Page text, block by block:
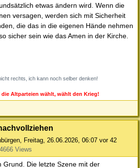
etwas ändern wird. Wenn die
versagen, werden sich mit Sicherheit
die das in die eigenen Hände nehmen
sicher sein wie das Amen in der Kirche.
rechts, ich kann noch selber denken!
die Altparteien wählt, wählt den Krieg!
, Freitag, 26.06.2026, 06:07 vor 42
4666 Views
Grund. Die letzte Szene mit der